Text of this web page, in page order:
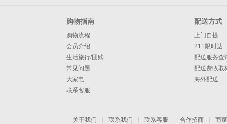
购物指南
购物流程
会员介绍
生活旅行/团购
常见问题
大家电
联系客服
配送方式
上门自提
211限时达
配送服务查
配送费收取
海外配送
关于我们 联系我们 联系客服 合作招商 商